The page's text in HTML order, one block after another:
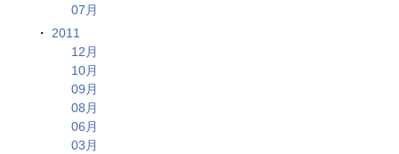
07月
2011
12月
10月
09月
08月
06月
03月